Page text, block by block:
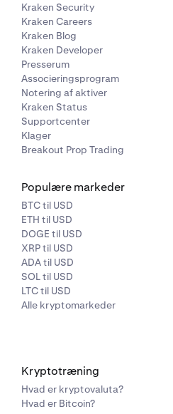
Kraken Security
Kraken Careers
Kraken Blog
Kraken Developer
Presserum
Associeringsprogram
Notering af aktiver
Kraken Status
Supportcenter
Klager
Breakout Prop Trading
Populære markeder
BTC til USD
ETH til USD
DOGE til USD
XRP til USD
ADA til USD
SOL til USD
LTC til USD
Alle kryptomarkeder
Kryptotræning
Hvad er kryptovaluta?
Hvad er Bitcoin?